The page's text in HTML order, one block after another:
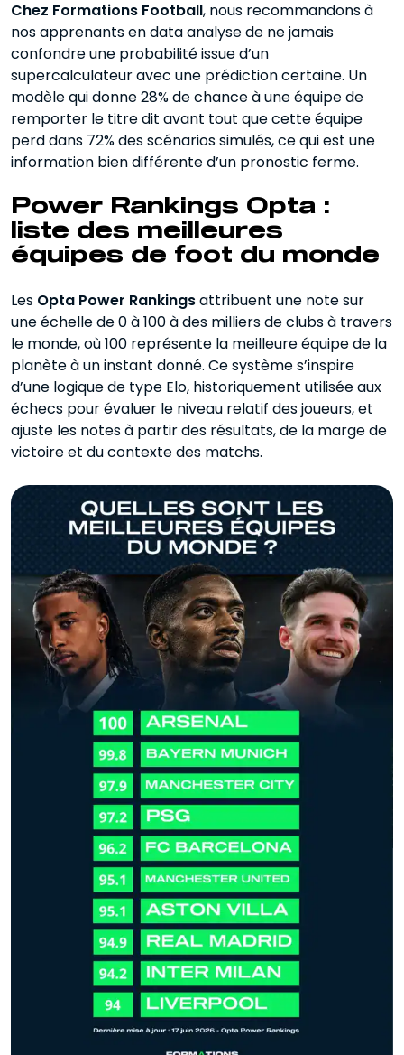
Chez Formations Football, nous recommandons à
nos apprenants en data analyse de ne jamais
confondre une probabilité issue d’un
supercalculateur avec une prédiction certaine. Un
modèle qui donne 28% de chance à une équipe de
remporter le titre dit avant tout que cette équipe
perd dans 72% des scénarios simulés, ce qui est une
information bien différente d’un pronostic ferme.
Power Rankings Opta :
liste des meilleures
équipes de foot du monde
Les Opta Power Rankingsattribuent une note sur
une échelle de 0 à 100 à des milliers de clubs à travers
le monde, où 100 représente la meilleure équipe de la
planète à un instant donné. Ce système s’inspire
d’une logique de type Elo, historiquement utilisée aux
échecs pour évaluer le niveau relatif des joueurs, et
ajuste les notes à partir des résultats, de la marge de
victoire et du contexte des matchs.